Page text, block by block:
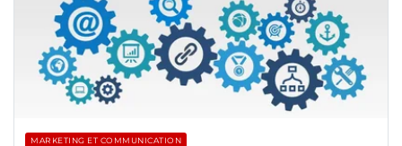
MARKETING ET COMMUNICATION